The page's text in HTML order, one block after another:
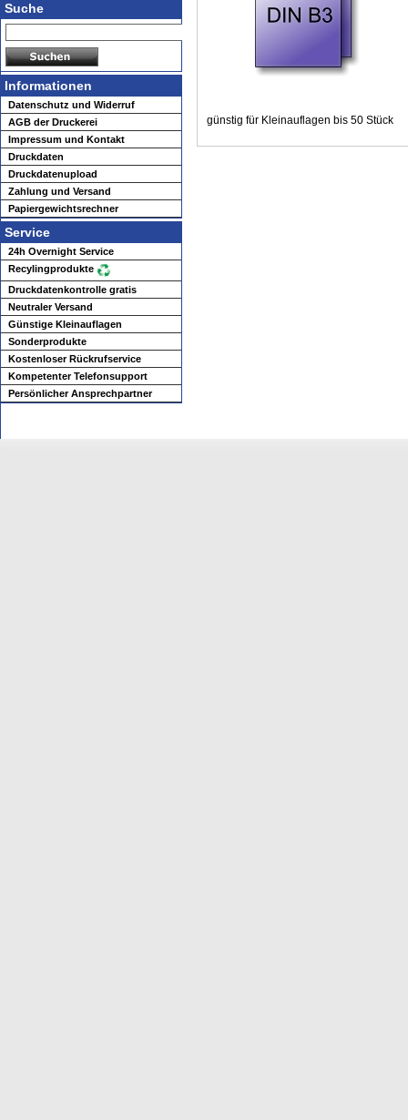
Suche
Informationen
Datenschutz und Widerruf
AGB der Druckerei
Impressum und Kontakt
Druckdaten
Druckdatenupload
Zahlung und Versand
Papiergewichtsrechner
Service
24h Overnight Service
Recylingprodukte
Druckdatenkontrolle gratis
Neutraler Versand
Günstige Kleinauflagen
Sonderprodukte
Kostenloser Rückrufservice
Kompetenter Telefonsupport
Persönlicher Ansprechpartner
günstig für Kleinauflagen bis 50 Stück